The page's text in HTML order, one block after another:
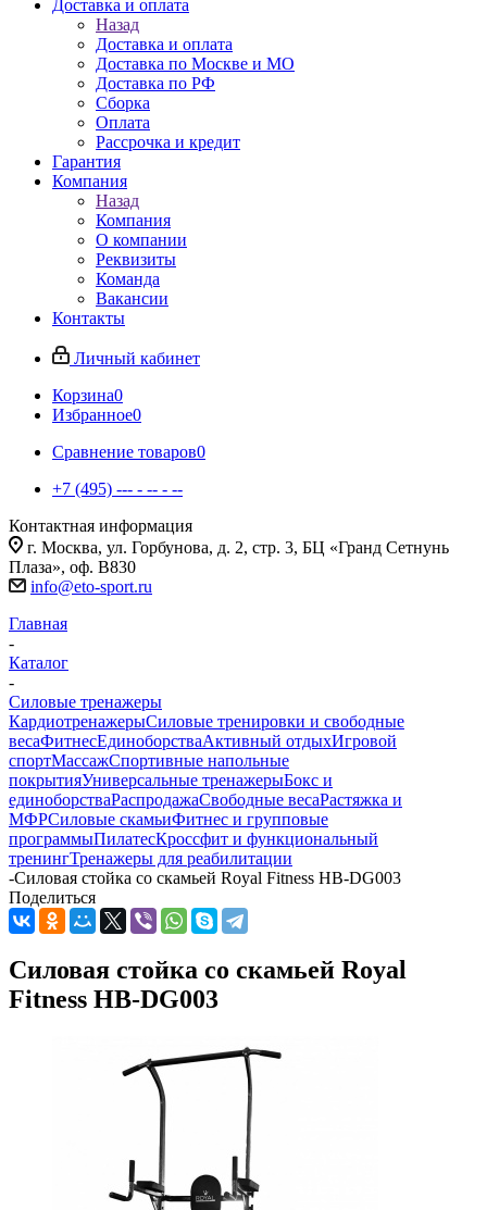
Доставка и оплата
Назад
Доставка и оплата
Доставка по Москве и МО
Доставка по РФ
Сборка
Оплата
Рассрочка и кредит
Гарантия
Компания
Назад
Компания
О компании
Реквизиты
Команда
Вакансии
Контакты
Личный кабинет
Корзина0
Избранное0
Сравнение товаров0
+7 (495) --- - -- - --
Контактная информация
г. Москва, ул. Горбунова, д. 2, стр. 3, БЦ «Гранд Сетнунь
Плаза», оф. В830
info@eto-sport.ru
Главная
-
Каталог
-
Силовые тренажеры
КардиотренажерыСиловые тренировки и свободные
весаФитнесЕдиноборстваАктивный отдыхИгровой
спортМассажСпортивные напольные
покрытияУниверсальные тренажерыБокс и
единоборстваРаспродажаСвободные весаРастяжка и
МФРСиловые скамьиФитнес и групповые
программыПилатесКроссфит и функциональный
тренингТренажеры для реабилитации
-Силовая стойка со скамьей Royal Fitness HB-DG003
Поделиться
Силовая стойка со скамьей Royal
Fitness HB-DG003